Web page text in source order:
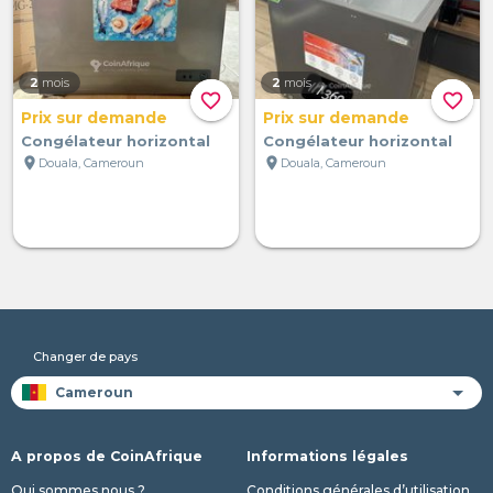
favorite_border
2 mois
Prix sur demande
Congélateur horizontal
location_on Douala, Cameroun
favorite_border
2 mois
Prix sur demande
Congélateur horizontal
location_on Douala, Cameroun
Changer de pays
A propos de CoinAfrique Informations légales